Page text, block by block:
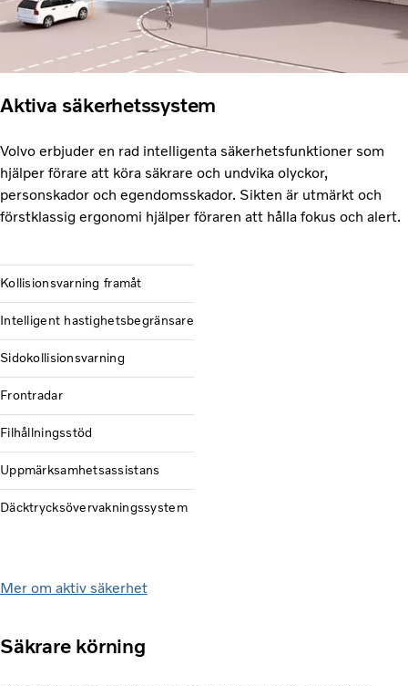
Aktiva säkerhetssystem
Volvo erbjuder en rad intelligenta säkerhetsfunktioner som
hjälper förare att köra säkrare och undvika olyckor,
personskador och egendomsskador. Sikten är utmärkt och
förstklassig ergonomi hjälper föraren att hålla fokus och alert.
Kollisionsvarning framåt
Intelligent hastighetsbegränsare
Sidokollisionsvarning
Frontradar
Filhållningsstöd
Uppmärksamhetsassistans
Däcktrycksövervakningssystem
Mer om aktiv säkerhet
Säkrare körning